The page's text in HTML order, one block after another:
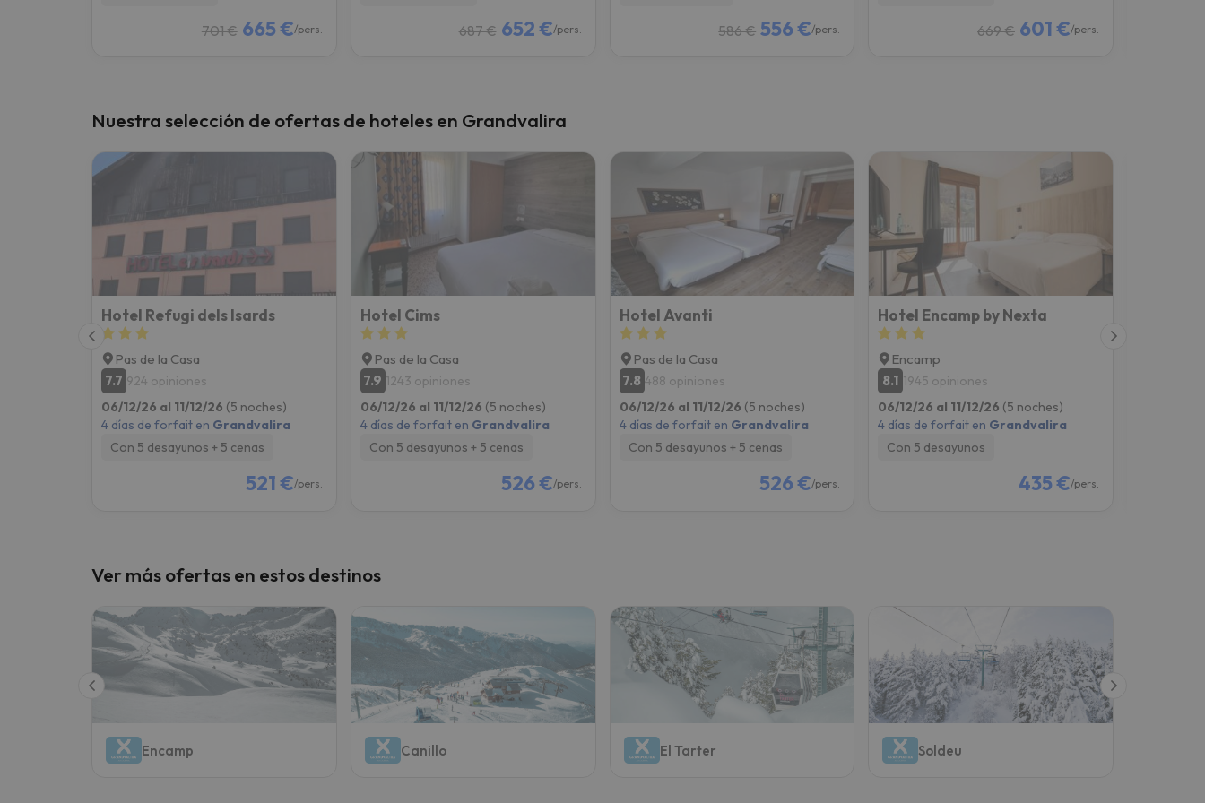
701 € 665 €/pers. 687 € 652 €/pers. 586 € 556 €/pers. 669 € 601 €/pers.
Nuestra selección de ofertas de hoteles en Grandvalira
Hotel Refugi dels Isards
Pas de la Casa
7.7 924 opiniones
06/12/26 al 11/12/26 (5 noches)
4 días de forfait en Grandvalira
Con 5 desayunos + 5 cenas
521 €/pers.
Hotel Cims
Pas de la Casa
7.9 1243 opiniones
06/12/26 al 11/12/26 (5 noches)
4 días de forfait en Grandvalira
Con 5 desayunos + 5 cenas
526 €/pers.
Hotel Avanti
Pas de la Casa
7.8 488 opiniones
06/12/26 al 11/12/26 (5 noches)
4 días de forfait en Grandvalira
Con 5 desayunos + 5 cenas
526 €/pers.
Hotel Encamp by Nexta
Encamp
8.1 1945 opiniones
06/12/26 al 11/12/26 (5 noches)
4 días de forfait en Grandvalira
Con 5 desayunos
435 €/pers.
Ver más ofertas en estos destinos
Encamp Canillo El Tarter Soldeu